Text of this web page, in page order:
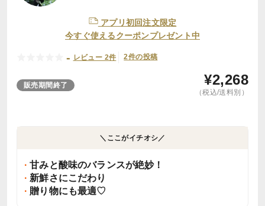
アプリ初回注文限定
今すぐ使えるクーポンプレゼント中
- レビュー 2件 2件の投稿
販売期間終了 ¥2,268
（税込/送料別）
＼ここがイチオシ／
甘みと酸味のバランスが絶妙！
新鮮さにこだわり
贈り物にも最適♡